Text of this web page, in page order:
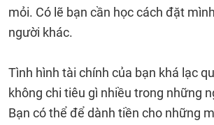
mỏi. Có lẽ bạn cần học cách đặt
người khác.
Tình hình tài chính của bạn khá lạc
không chi tiêu gì nhiều trong những
Bạn có thể để dành tiền cho những